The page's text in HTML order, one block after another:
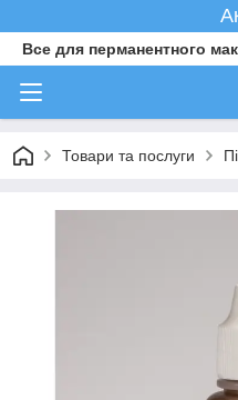
Все для перманентного
Товари та послуги